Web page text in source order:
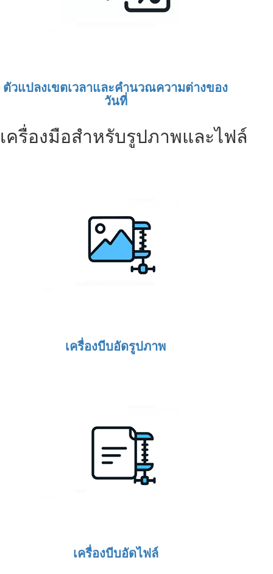
ตัวแปลงเขตเวลาและคำนวณความต่างของ
วันที่
เครื่องมือสำหรับรูปภาพและไฟล์
เครื่องบีบอัดรูปภาพ
เครื่องบีบอัดไฟล์